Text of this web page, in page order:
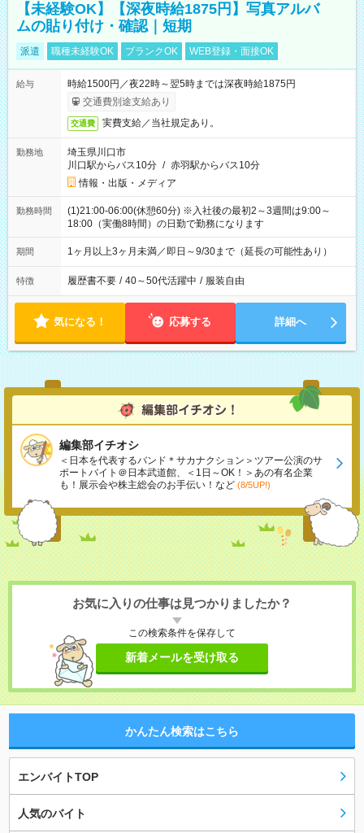
【未経験OK】【深夜時給1875円】写真アルバ
ムの貼り付け・確認｜短期
派遣 職種未経験OK ブランクOK WEB登録・面接OK
給与
時給1500円／夜22時～翌5時までは深夜時給1875円
交通費別途支給あり
交通費 実費支給／当社規定あり。
勤務地
埼玉県川口市
川口駅からバス10分 / 赤羽駅からバス10分
情報・出版・メディア
勤務時間
(1)21:00-06:00(休憩60分) ※入社後の最初2～3週間は9:00～
18:00（実働8時間）の日勤で勤務になります
期間 1ヶ月以上3ヶ月未満／即日～9/30まで（延長の可能性あり）
特徴 履歴書不要 / 40～50代活躍中 / 服装自由
気になる！ 応募する 詳細へ
編集部イチオシ
＜日本を代表するバンド＊サカナクション＞ツアー公演のサ
ポートバイト＠日本武道館、＜1日～OK！＞あの有名企業
も！展示会や株主総会のお手伝い！など (8/5UP!)
お気に入りの仕事は見つかりましたか？
この検索条件を保存して
新着メールを受け取る
かんたん検索はこちら
エンバイトTOP
人気のバイト